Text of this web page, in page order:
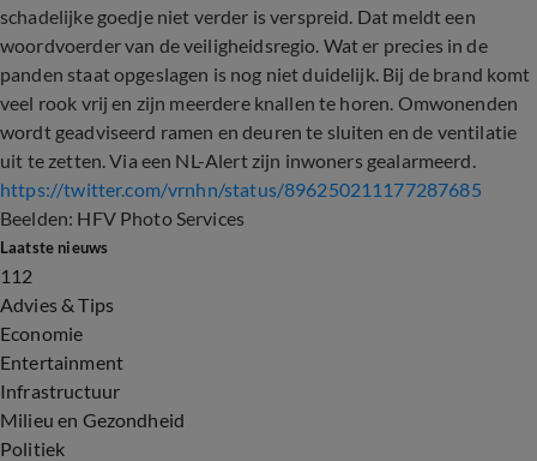
schadelijke goedje niet verder is verspreid. Dat meldt een
woordvoerder van de veiligheidsregio. Wat er precies in de
panden staat opgeslagen is nog niet duidelijk. Bij de brand komt
veel rook vrij en zijn meerdere knallen te horen. Omwonenden
wordt geadviseerd ramen en deuren te sluiten en de ventilatie
uit te zetten. Via een NL-Alert zijn inwoners gealarmeerd.
https://twitter.com/vrnhn/status/896250211177287685
Beelden: HFV Photo Services
Laatste nieuws
112
Advies & Tips
Economie
Entertainment
Infrastructuur
Milieu en Gezondheid
Politiek